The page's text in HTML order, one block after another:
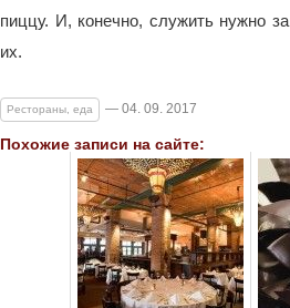
пиццу. И, конечно, служить нужно
их.
Рестораны, еда — 04. 09. 2017
Похожие записи на сайте: